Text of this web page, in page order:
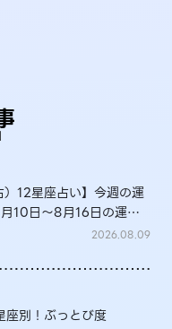
）12星座占い】今週の運
10日～8月16日の運勢
2026.08.09
座別！ぶっとび度